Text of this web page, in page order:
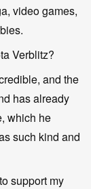
video games,
Verblitz?
and the
has already
which he
such kind and
support my